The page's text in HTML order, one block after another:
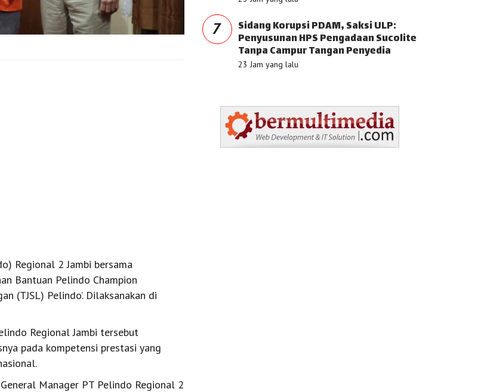
Regional 2 Jambi bersama
Bantuan Pelindo Champion
(TJSL) Pelindo’. Dilaksanakan di
Regional Jambi tersebut
pada kompetensi prestasi yang
Manager PT Pelindo Regional 2
7 Sidang Korupsi PDAM, Saksi ULP:
Penyusunan HPS Pengadaan Sucolite
Tanpa Campur Tangan Penyedia
23 Jam yang lalu